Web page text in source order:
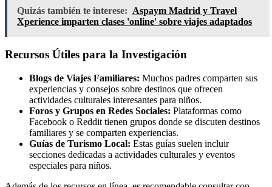
Quizás también te interese: Aspaym Madrid y Travel
Xperience imparten clases 'online' sobre viajes adaptados
Recursos Útiles para la Investigación
Blogs de Viajes Familiares: Muchos padres comparten sus
experiencias y consejos sobre destinos que ofrecen
actividades culturales interesantes para niños.
Foros y Grupos en Redes Sociales: Plataformas como
Facebook o Reddit tienen grupos donde se discuten destinos
familiares y se comparten experiencias.
Guías de Turismo Local: Estas guías suelen incluir
secciones dedicadas a actividades culturales y eventos
especiales para niños.